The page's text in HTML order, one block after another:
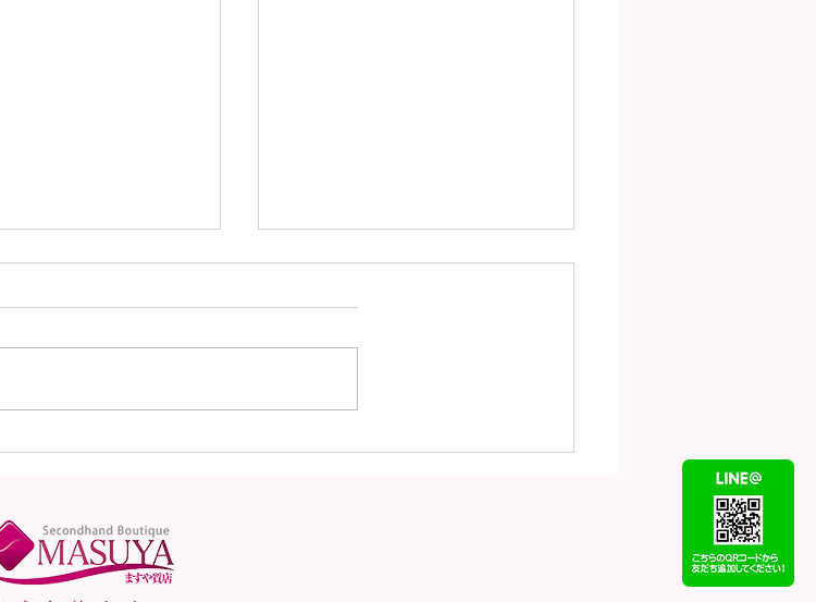
ルイヴィト
ム バッグ ショル
ッグ 2WAY モノグ
LOUISVUITTON ルイヴ